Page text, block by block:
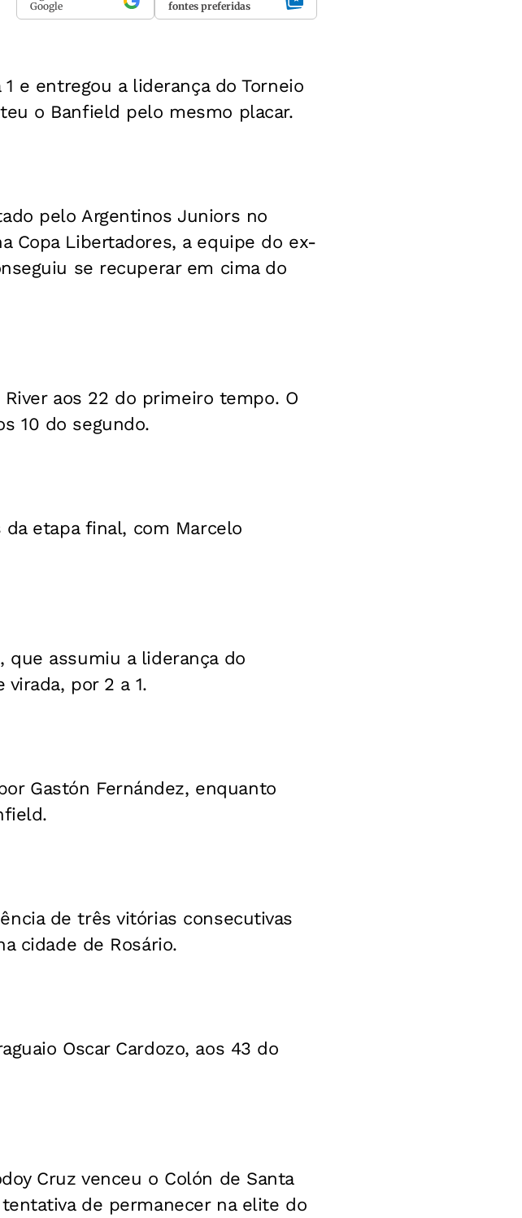
Google
fontes preferidas
e entregou a liderança do Torneio
o Banfield pelo mesmo placar.
pelo Argentinos Juniors no
Copa Libertadores, a equipe do ex-
se recuperar em cima do
aos 22 do primeiro tempo. O
10 do segundo.
etapa final, com Marcelo
que assumiu a liderança do
por 2 a 1.
Gastón Fernández, enquanto
de três vitórias consecutivas
cidade de Rosário.
Oscar Cardozo, aos 43 do
Cruz venceu o Colón de Santa
de permanecer na elite do